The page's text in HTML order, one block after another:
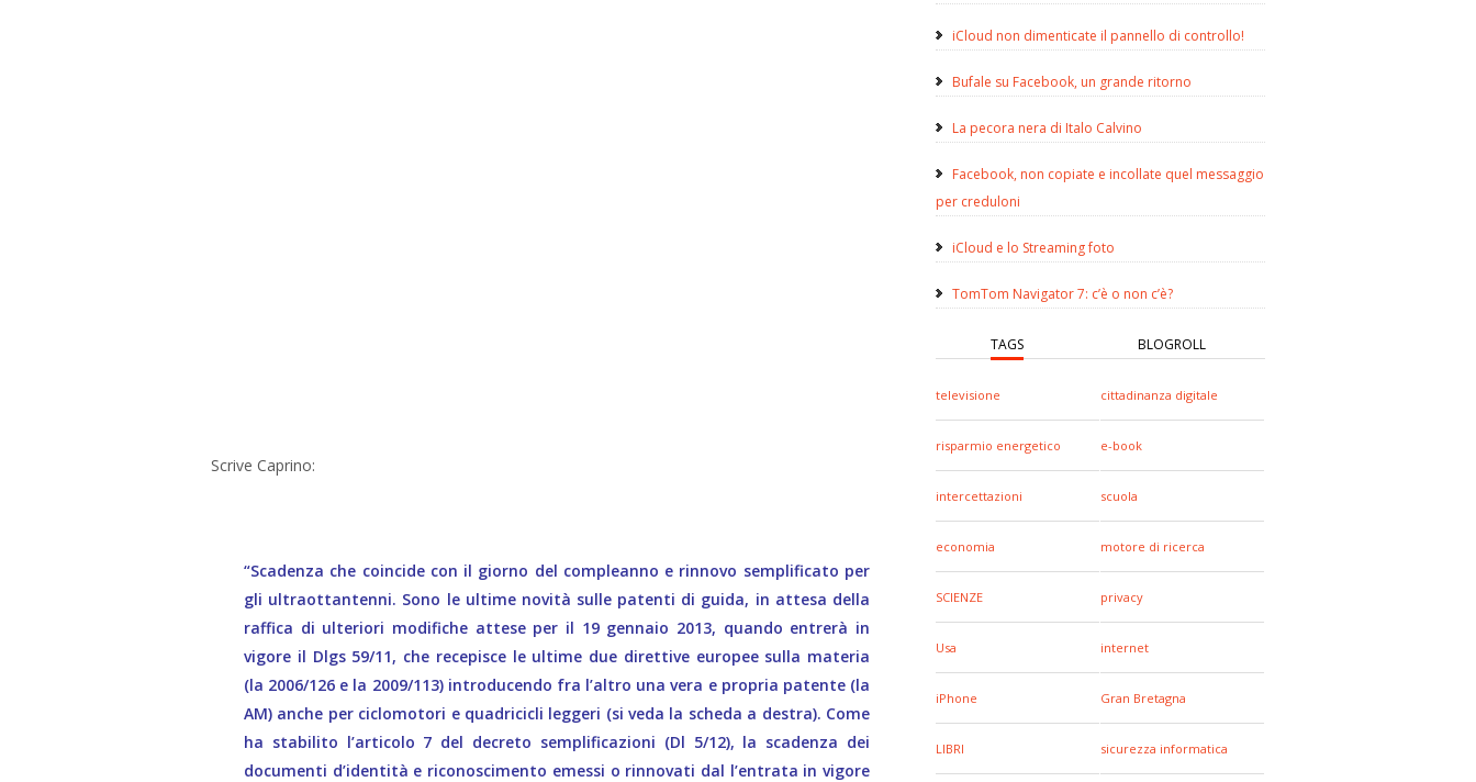
iCloud non dimenticate il pannello di controllo!
Bufale su Facebook, un grande ritorno
La pecora nera di Italo Calvino
Facebook, non copiate e incollate quel messaggio
per creduloni
iCloud e lo Streaming foto
TomTom Navigator 7: c’è o non c’è?
TAGS BLOGROLL
televisione cittadinanza digitale
risparmio energetico e-book
intercettazioni scuola
economia motore di ricerca
SCIENZE privacy
Usa internet
iPhone Gran Bretagna
LIBRI sicurezza informatica
Scrive Caprino:
“Scadenza che coincide con il giorno del compleanno e rinnovo semplificato per
gli ultraottantenni. Sono le ultime novità sulle patenti di guida, in attesa della
raffica di ulteriori modifiche attese per il 19 gennaio 2013, quando entrerà in
vigore il Dlgs 59/11, che recepisce le ultime due direttive europee sulla materia
(la 2006/126 e la 2009/113) introducendo fra l’altro una vera e propria patente (la
AM) anche per ciclomotori e quadricicli leggeri (si veda la scheda a destra). Come
ha stabilito l’articolo 7 del decreto semplificazioni (Dl 5/12), la scadenza dei
documenti d’identità e riconoscimento emessi o rinnovati dal l’entrata in vigore